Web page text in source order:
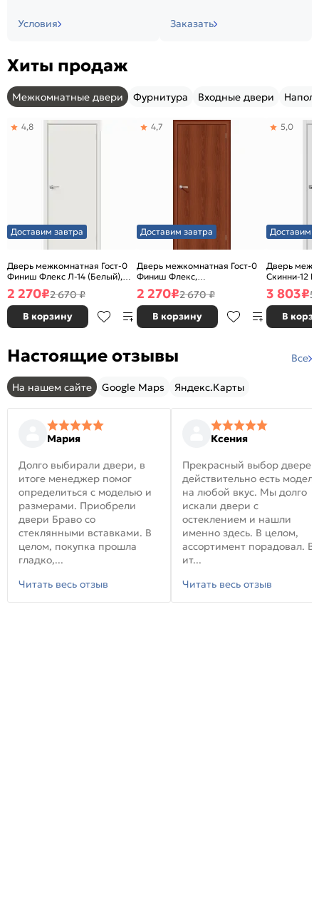
Условия Заказать
Хиты продаж
Межкомнатные двери Фурнитура Входные двери
Доставим завтра
Дверь межкомнатная Гост-0
Финиш Флекс Л-14 (Белый),
глухая, каркасно-щитовая
4,8
2 270₽2 670 ₽
В корзину
Доставим завтра
Дверь межкомнатная Гост-0
Финиш Флекс,
Ламинированные Л-11
(ИталОрех), глухая, каркасно-
щитовая
4,7
2 270₽2 670 ₽
В корзину
Доставим
Дверь
Скинни-12
глухая,
5,0
3 803₽5
В
Настоящие отзывы Все
На нашем сайте Google Maps Яндекс.Карты
Мария
Долго выбирали двери, в
итоге менеджер помог
определиться с моделью и
размерами. Приобрели
двери Браво со
стеклянными вставками. В
целом, покупка прошла
гладко,...
Читать весь отзыв
Ксения
Прекрасный выбор
действительно есть модели
на любой вкус. Мы долго
искали двери с
остеклением и нашли
именно здесь. В целом,
ассортимент порадовал. В
ит...
Читать весь отзыв